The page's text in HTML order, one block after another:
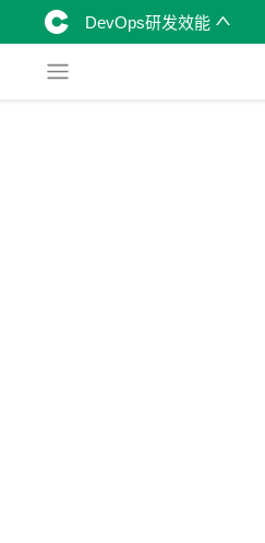
DevOps研发效能